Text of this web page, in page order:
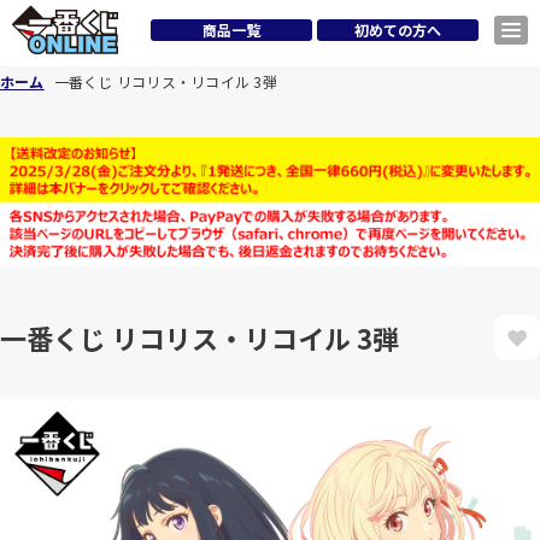
商品一覧 初めての方へ
ホーム 一番くじ リコリス・リコイル 3弾
一番くじ リコリス・リコイル 3弾